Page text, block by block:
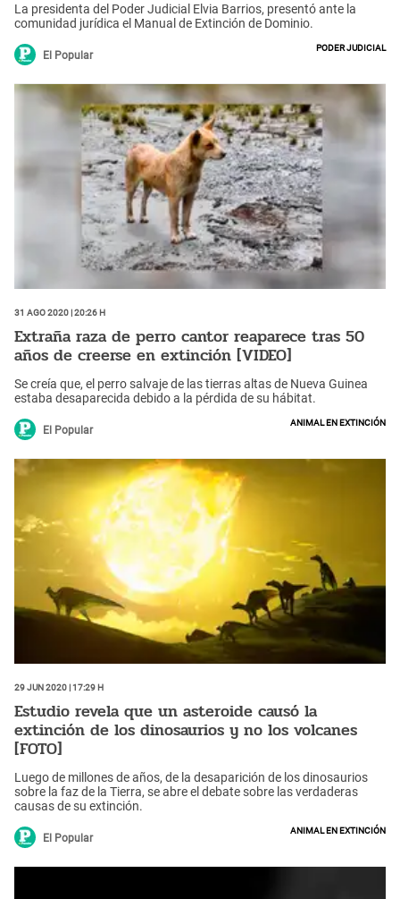
La presidenta del Poder Judicial Elvia Barrios, presentó ante la
comunidad jurídica el Manual de Extinción de Dominio.
El Popular
Poder Judicial
31 Ago 2020 | 20:26 h
Extraña raza de perro cantor reaparece tras 50
años de creerse en extinción [VIDEO]
Se creía que, el perro salvaje de las tierras altas de Nueva Guinea
estaba desaparecida debido a la pérdida de su hábitat.
El Popular
Animal en extinción
29 Jun 2020 | 17:29 h
Estudio revela que un asteroide causó la
extinción de los dinosaurios y no los volcanes
[FOTO]
Luego de millones de años, de la desaparición de los dinosaurios
sobre la faz de la Tierra, se abre el debate sobre las verdaderas
causas de su extinción.
El Popular
Animal en extinción